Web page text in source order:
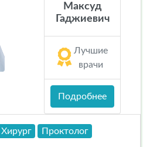
Максуд
Гаджиевич
Лучшие
врачи
Подробнее
Хирург Проктолог